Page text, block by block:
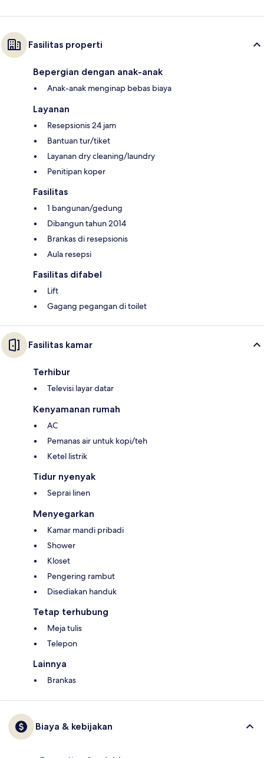
Fasilitas properti
Bepergian dengan anak-anak
Anak-anak menginap bebas biaya
Layanan
Resepsionis 24 jam
Bantuan tur/tiket
Layanan dry cleaning/laundry
Penitipan koper
Fasilitas
1 bangunan/gedung
Dibangun tahun 2014
Brankas di resepsionis
Aula resepsi
Fasilitas difabel
Lift
Gagang pegangan di toilet
Fasilitas kamar
Terhibur
Televisi layar datar
Kenyamanan rumah
AC
Pemanas air untuk kopi/teh
Ketel listrik
Tidur nyenyak
Seprai linen
Menyegarkan
Kamar mandi pribadi
Shower
Kloset
Pengering rambut
Disediakan handuk
Tetap terhubung
Meja tulis
Telepon
Lainnya
Brankas
Biaya & kebijakan